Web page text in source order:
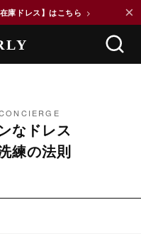
庫ドレス】はこちら > ×
なドレス
練の法則